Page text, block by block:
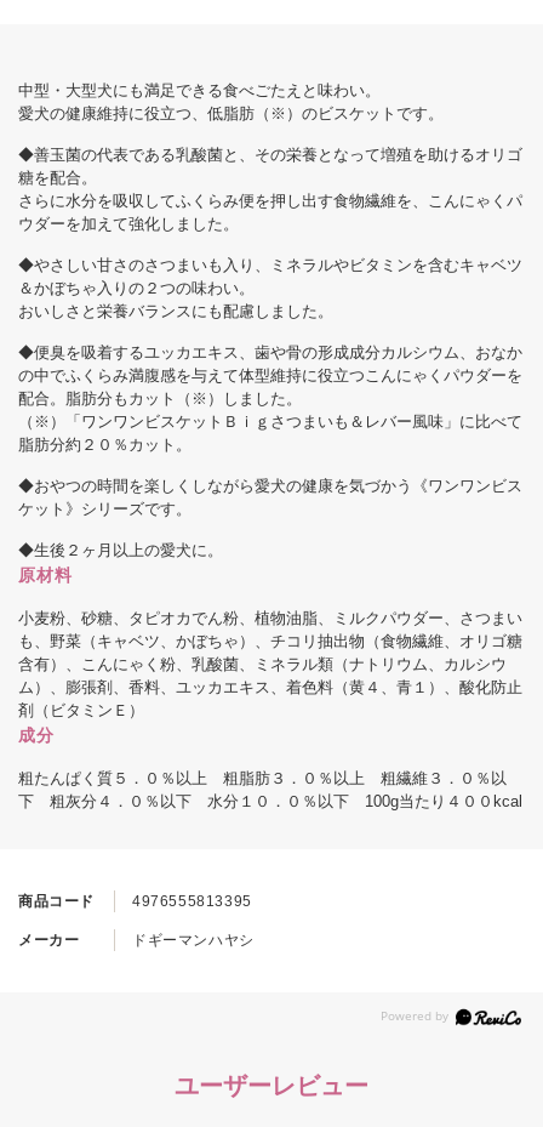
商品コード 4976555813395
メーカー ドギーマンハヤシ
中型・大型犬にも満足できる食べごたえと味わい。
愛犬の健康維持に役立つ、低脂肪（※）のビスケットです。
◆善玉菌の代表である乳酸菌と、その栄養となって増殖を助けるオリゴ
糖を配合。
さらに水分を吸収してふくらみ便を押し出す食物繊維を、こんにゃくパ
ウダーを加えて強化しました。
◆やさしい甘さのさつまいも入り、ミネラルやビタミンを含むキャベツ
＆かぼちゃ入りの２つの味わい。
おいしさと栄養バランスにも配慮しました。
◆便臭を吸着するユッカエキス、歯や骨の形成成分カルシウム、おなか
の中でふくらみ満腹感を与えて体型維持に役立つこんにゃくパウダーを
配合。脂肪分もカット（※）しました。
（※）「ワンワンビスケットＢｉｇさつまいも＆レバー風味」に比べて
脂肪分約２０％カット。
◆おやつの時間を楽しくしながら愛犬の健康を気づかう《ワンワンビス
ケット》シリーズです。
◆生後２ヶ月以上の愛犬に。
原材料
小麦粉、砂糖、タピオカでん粉、植物油脂、ミルクパウダー、さつまい
も、野菜（キャベツ、かぼちゃ）、チコリ抽出物（食物繊維、オリゴ糖
含有）、こんにゃく粉、乳酸菌、ミネラル類（ナトリウム、カルシウ
ム）、膨張剤、香料、ユッカエキス、着色料（黄４、青１）、酸化防止
剤（ビタミンＥ）
成分
粗たんぱく質５．０％以上 粗脂肪３．０％以上 粗繊維３．０％以
下 粗灰分４．０％以下 水分１０．０％以下 100g当たり４００kcal
ユーザーレビュー